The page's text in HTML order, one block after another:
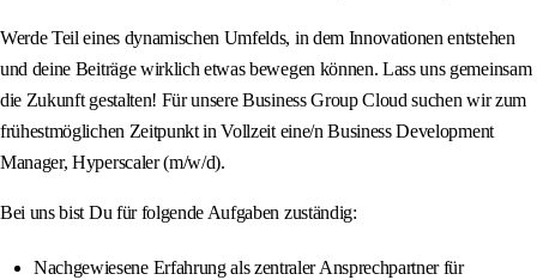
Werde Teil eines dynamischen Umfelds, in dem Innovationen entstehen
und deine Beiträge wirklich etwas bewegen können. Lass uns gemeinsam
die Zukunft gestalten! Für unsere Business Group Cloud suchen wir zum
frühestmöglichen Zeitpunkt in Vollzeit eine/n Business Development
Manager, Hyperscaler (m/w/d).
Bei uns bist Du für folgende Aufgaben zuständig:
Nachgewiesene Erfahrung als zentraler Ansprechpartner für